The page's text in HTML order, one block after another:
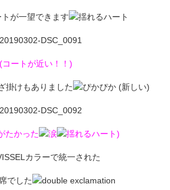
が一望できます
(コートが近い！！)
掛けもありました
たかった )
カラーで統一された
でした